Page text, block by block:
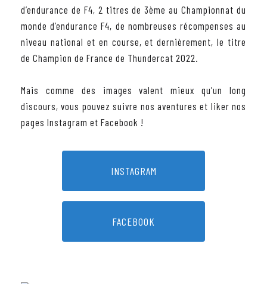
d’endurance de F4, 2 titres de 3ème au Championnat du
monde d’endurance F4, de nombreuses récompenses au
niveau national et en course, et dernièrement, le titre
de Champion de France de Thundercat 2022.
Mais comme des images valent mieux qu’un long
discours, vous pouvez suivre nos aventures et liker nos
pages Instagram et Facebook !
INSTAGRAM
FACEBOOK